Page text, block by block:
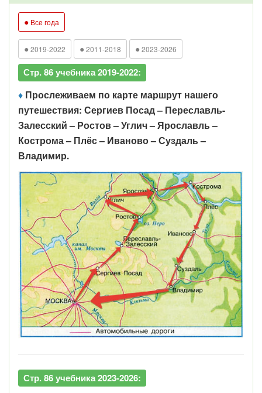
● Все года
● 2019-2022 ● 2011-2018 ● 2023-2026
Стр. 86 учебника 2019-2022:
♦ Прослеживаем по карте маршрут нашего
путешествия: Сергиев Посад – Переславль-
Залесский – Ростов – Углич – Ярославль –
Кострома – Плёс – Иваново – Суздаль –
Владимир.
Стр. 86 учебника 2023-2026: